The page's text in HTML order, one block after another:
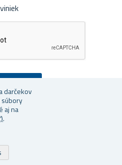
darčekov
aj na
.
Superobchod.sk. Všetky práva vyhradené.